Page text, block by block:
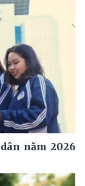
năm 2026